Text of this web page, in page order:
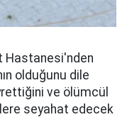
Hastanesi'nden
olduğunu dile
ve ölümcül
seyahat edecek